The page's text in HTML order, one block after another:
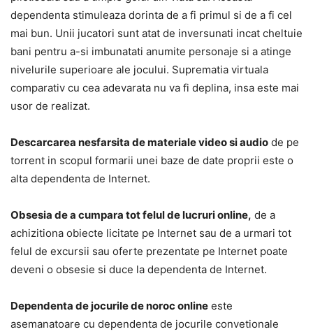
dependenta stimuleaza dorinta de a fi primul si de a fi cel
mai bun. Unii jucatori sunt atat de inversunati incat cheltuie
bani pentru a-si imbunatati anumite personaje si a atinge
nivelurile superioare ale jocului. Suprematia virtuala
comparativ cu cea adevarata nu va fi deplina, insa este mai
usor de realizat.
Descarcarea nesfarsita de materiale video si audio de pe
torrent in scopul formarii unei baze de date proprii este o
alta dependenta de Internet.
Obsesia de a cumpara tot felul de lucruri online, de a
achizitiona obiecte licitate pe Internet sau de a urmari tot
felul de excursii sau oferte prezentate pe Internet poate
deveni o obsesie si duce la dependenta de Internet.
Dependenta de jocurile de noroc online este
asemanatoare cu dependenta de jocurile convetionale